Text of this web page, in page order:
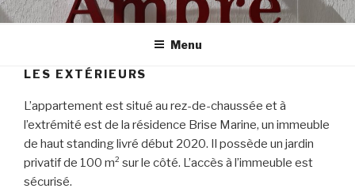
Aller
au
AMBRE
Notre appartement à Tartane
Menu
LES EXTÉRIEURS
L’appartement est situé au rez-de-chaussée et à
l’extrémité est de la résidence Brise Marine, un immeuble
de haut standing livré début 2020. Il possède un jardin
privatif de 100 m² sur le côté. L’accès à l’immeuble est
sécurisé.